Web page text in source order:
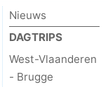
Nieuws
DAGTRIPS
West-Vlaanderen
- Brugge